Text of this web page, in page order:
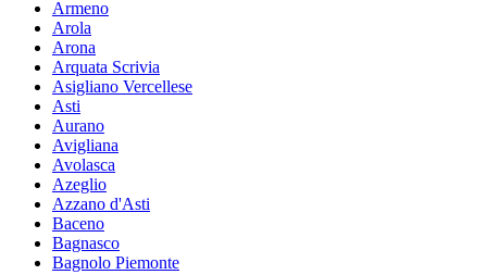
Armeno
Arola
Arona
Arquata Scrivia
Asigliano Vercellese
Asti
Aurano
Avigliana
Avolasca
Azeglio
Azzano d'Asti
Baceno
Bagnasco
Bagnolo Piemonte